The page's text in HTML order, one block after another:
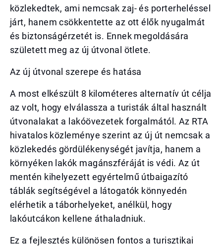
közlekedtek, ami nemcsak zaj- és porterheléssel
járt, hanem csökkentette az ott élők nyugalmát
és biztonságérzetét is. Ennek megoldására
született meg az új útvonal ötlete.
Az új útvonal szerepe és hatása
A most elkészült 8 kilométeres alternatív út célja
az volt, hogy elválassza a turisták által használt
útvonalakat a lakóövezetek forgalmától. Az RTA
hivatalos közleménye szerint az új út nemcsak a
közlekedés gördülékenységét javítja, hanem a
környéken lakók magánszféráját is védi. Az út
mentén kihelyezett egyértelmű útbaigazító
táblák segítségével a látogatók könnyedén
elérhetik a táborhelyeket, anélkül, hogy
lakóutcákon kellene áthaladniuk.
Ez a fejlesztés különösen fontos a turisztikai